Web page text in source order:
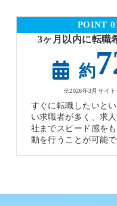
POINT
3ヶ月以内に転職
約
※2026年3月サイト
すぐに転職したいと
い求職者が多く、求
社までスピード感を
動を行うことが可能で